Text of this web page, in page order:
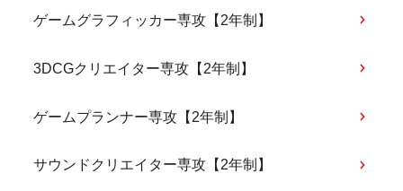
ゲームグラフィッカー専攻【2年制】
3DCGクリエイター専攻【2年制】
ゲームプランナー専攻【2年制】
サウンドクリエイター専攻【2年制】